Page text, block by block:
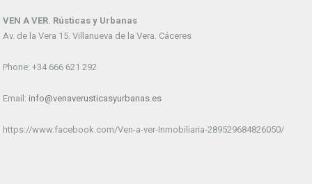
VEN A VER. Rústicas y Urbanas
Av. de la Vera 15. Villanueva de la Vera. Cáceres
Phone: +34 666 621 292
Email: info@venaverusticasyurbanas.es
https://www.facebook.com/Ven-a-ver-Inmobiliaria-289529684826050/